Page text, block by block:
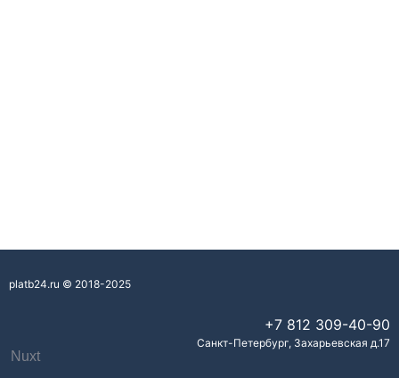
Nuxt
platb24.ru © 2018-2025
+7 812 309-40-90
Санкт-Петербург, Захарьевская д.17